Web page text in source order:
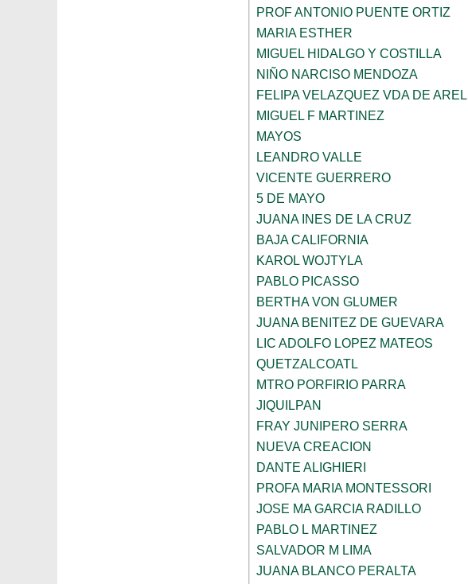
PROF ANTONIO PUENTE ORTIZ
MARIA ESTHER
MIGUEL HIDALGO Y COSTILLA
NIÑO NARCISO MENDOZA
FELIPA VELAZQUEZ VDA DE
MIGUEL F MARTINEZ
MAYOS
LEANDRO VALLE
VICENTE GUERRERO
5 DE MAYO
JUANA INES DE LA CRUZ
BAJA CALIFORNIA
KAROL WOJTYLA
PABLO PICASSO
BERTHA VON GLUMER
JUANA BENITEZ DE GUEVARA
LIC ADOLFO LOPEZ MATEOS
QUETZALCOATL
MTRO PORFIRIO PARRA
JIQUILPAN
FRAY JUNIPERO SERRA
NUEVA CREACION
DANTE ALIGHIERI
PROFA MARIA MONTESSORI
JOSE MA GARCIA RADILLO
PABLO L MARTINEZ
SALVADOR M LIMA
JUANA BLANCO PERALTA